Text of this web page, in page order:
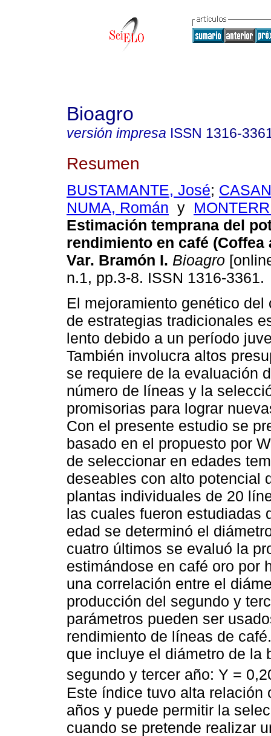
Bioagro
versión impresa ISSN 1316-
Resumen
BUSTAMANTE, José;
NUMA, Román y
Estimación temprana del
rendimiento en café (Coffea
Var. Bramón I. Bioagro
n.1, pp.3-8. ISSN 1316-3361.
El mejoramiento genético del
de estrategias tradicionales
lento debido a un período
También involucra altos
se requiere de la evaluación
número de líneas y la
promisorias para lograr
Con el presente estudio se
basado en el propuesto por
de seleccionar en edades
deseables con alto potencial
plantas individuales de 20
las cuales fueron estudiadas
edad se determinó el
cuatro últimos se evaluó la
estimándose en café oro por
una correlación entre el
producción del segundo y
parámetros pueden ser
rendimiento de líneas de
que incluye el diámetro de la
segundo y tercer año: Y =
Este índice tuvo alta relación
años y puede permitir la
cuando se pretende realizar